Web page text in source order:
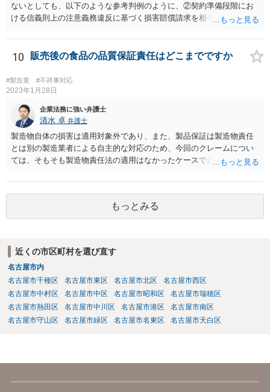
ないとしても、以下のような参考判例のように、②契約準備段階にお
ける信義則上の注意義務違反に基づく損害賠償請求を相手会社にして
旨】 https://www.courts.go.jp/app/hanrei_jp/detail2?id=34183 「ＸがＡ
の意向を受けて開発，製造したゲーム機を順次ＸからＹ，ＹからＡに
継続的に販売する旨の契約が，締結の直前にＡが突然ゲーム機の改良
要求をしたことによって締結に至らなかった場合において，Ｙが，開
発等の続行に難色を示すＸに対し，Ａから具体的な発注を受けていな
り，具体的な発注内容を記載した発注書及び条件提示書を交付するな
どし，ゲーム機の売買契約が確実に締結されるとの過大な期待を抱か
せてゲーム機の開発，製造に至らせたなど判示の事情の下では，Ｙ
は，Ｘに対する契約準備段階における信義則上の注意義務に違反した
ものとして，これによりＸに生じた損害を賠償する責任を負う。」
10 販売後の食品の品質保証責任はどこまでですか
#製造業 #不祥事対応
2023年1月28日
企業法務に強い弁護士
清水 卓 弁護士
製造物自体の損害は適用対象外であり、また、製品保証は製造物責任
とは別の製造業者による自主的な対応のため、今回のクレームについ
ては、そもそも製造物責任法の適用はなかったケースである可能性が
行為責任、契約不適合責任、債務不履行責任等の問題が生じる可能性
が、ありますが、そのためには、被害者側で加害者の過失や品質の契
約不適合等を立証する必要があります。 今回のケースのように、販
売（11月）からクレーム（翌年1月中旬）までの間に２ヶ月程度の期間
い状態であり、果たしてお客様側で貴社の過失や商品の品質の契約不
適合を立証できたのか疑義があるように思います。 貴社は、製造及
び通販等での販売をなされているようであり、購入するお客様（消費
者）の層•範囲も県内に留まらない全国規模の可能性もあるのではない
かとご推察致します。 今後、同様•類似のケースやさらなるハードケ
ースが生じる可能性に備え、①法務体制の整備•拡充（顧問弁護士の導
もっとみる
近くの市区町村を選び直す
名古屋市内
名古屋市千種区
名古屋市東区 名古屋市北区
名古屋市西区
名古屋市中村区
名古屋市中区 名古屋市昭和区
名古屋市瑞穂区
名古屋市熱田区
名古屋市中川区 名古屋市港区
名古屋市南区
名古屋市守山区
名古屋市緑区 名古屋市名東区 名古屋市天白区